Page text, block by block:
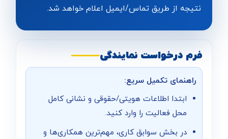
نتیجه از طریق تماس/ایمیل اعلام خواهد شد.
فرم درخواست نمایندگی
راهنمای تکمیل سریع:
ابتدا اطلاعات هویتی/حقوقی و نشانی کامل
محل فعالیت را وارد کنید.
در بخش سوابق کاری، مهم‌ترین همکاری‌ها و